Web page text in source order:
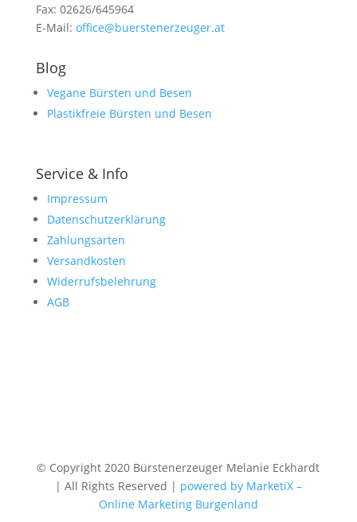
Fax: 02626/645964
E-Mail: office@buerstenerzeuger.at
Blog
Vegane Bürsten und Besen
Plastikfreie Bürsten und Besen
Service & Info
Impressum
Datenschutzerklärung
Zahlungsarten
Versandkosten
Widerrufsbelehrung
AGB
© Copyright 2020 Bürstenerzeuger Melanie Eckhardt
| All Rights Reserved | powered by MarketiX –
Online Marketing Burgenland